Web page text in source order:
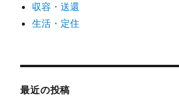
収容・送還
生活・定住
最近の投稿